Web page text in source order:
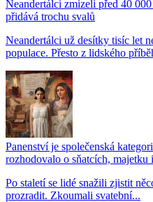
Neandertálci zmizeli před 40
přidává trochu svalů
Neandertálci už desítky tisíc let
populace. Přesto z lidského
Panenství je společenská
rozhodovalo o sňatcích,
Po staletí se lidé snažili zjistit
prozradit. Zkoumali svatební...